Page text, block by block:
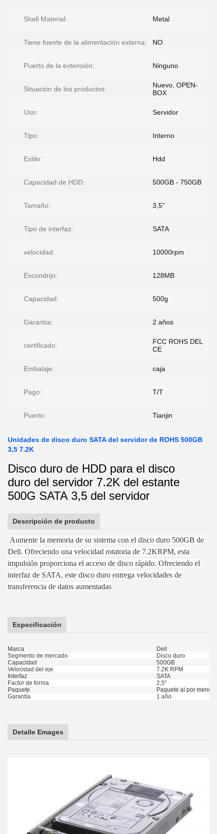
Shell Material: Metal
Tiene fuente de la alimentación externa: NO
Puerto de la extensión: Ninguno
Situación de los productos:
Nuevo, OPEN-
BOX
Uso: Servidor
Tipo: Interno
Estilo: Hdd
Capacidad de HDD: 500GB - 750GB
Tamaño: 3,5"
Tipo de interfaz: SATA
velocidad: 10000rpm
Escondrijo: 128MB
Capacidad: 500g
Garantía: 2 años
certificado:
FCC ROHS DEL
CE
Embalaje: caja
Pago: T/T
Puerto: Tianjin
Unidades de disco duro SATA del servidor de ROHS 500GB
3,5 7.2K
Disco duro de HDD para el disco
duro del servidor 7.2K del estante
500G SATA 3,5 del servidor
Descripción de producto
Aumente la memoria de su sistema con el disco duro 500GB de
Dell. Ofreciendo una velocidad rotatoria de 7.2KRPM, esta
impulsión proporciona el acceso de disco rápido. Ofreciendo el
interfaz de SATA, este disco duro entrega velocidades de
transferencia de datos aumentadas
Especificación
Marca
Dell
Segmento de mercado
Disco duro
Capacidad
500GB
Velocidad del eje
7.2K RPM
Interfaz
SATA
Factor de forma
2,5"
Paquete
Paquete al por menor
Garantía
1 año
Detalle Emages